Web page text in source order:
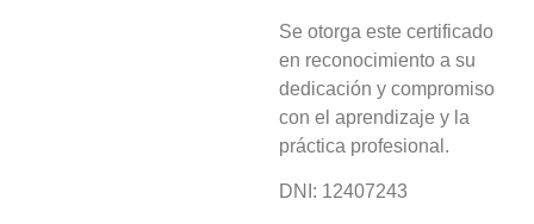
Se otorga este certificado
en reconocimiento a su
dedicación y compromiso
con el aprendizaje y la
práctica profesional.
DNI: 12407243